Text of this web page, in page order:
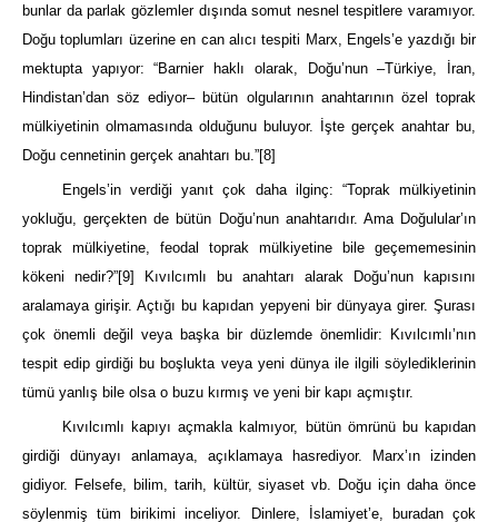
bunlar da parlak gözlemler dışında somut nesnel tespitlere varamıyor.
Doğu toplumları üzerine en can alıcı tespiti Marx, Engels’e yazdığı bir
mektupta yapıyor: “Barnier haklı olarak, Doğu’nun –Türkiye, İran,
Hindistan’dan söz ediyor– bütün olgularının anahtarının özel toprak
mülkiyetinin olmamasında olduğunu buluyor. İşte gerçek anahtar bu,
Doğu cennetinin gerçek anahtarı bu.”[8]
Engels’in verdiği yanıt çok daha ilginç: “Toprak mülkiyetinin
yokluğu, gerçekten de bütün Doğu’nun anahtarıdır. Ama Doğulular’ın
toprak mülkiyetine, feodal toprak mülkiyetine bile geçememesinin
kökeni nedir?”[9]
Kıvılcımlı bu anahtarı alarak Doğu’nun kapısını
aralamaya girişir. Açtığı bu kapıdan yepyeni bir dünyaya girer. Şurası
çok önemli değil veya başka bir düzlemde önemlidir: Kıvılcımlı’nın
tespit edip girdiği bu boşlukta veya yeni dünya ile ilgili söylediklerinin
tümü yanlış bile olsa o buzu kırmış ve yeni bir kapı açmıştır.
Kıvılcımlı kapıyı açmakla kalmıyor, bütün ömrünü bu kapıdan
girdiği dünyayı anlamaya, açıklamaya hasrediyor. Marx’ın izinden
gidiyor. Felsefe, bilim, tarih, kültür, siyaset vb. Doğu için daha önce
söylenmiş tüm birikimi inceliyor. Dinlere, İslamiyet’e, buradan çok